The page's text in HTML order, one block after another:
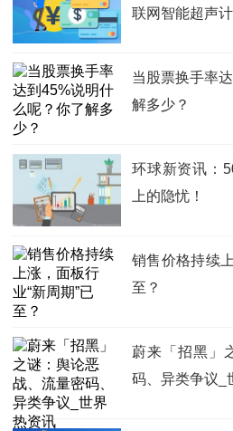
联网智能超声
当股票换手率
解多少？
环球新资讯：
上的隐忧！
销售价格持续
至？
蔚来「招黑」
码、异类争议_